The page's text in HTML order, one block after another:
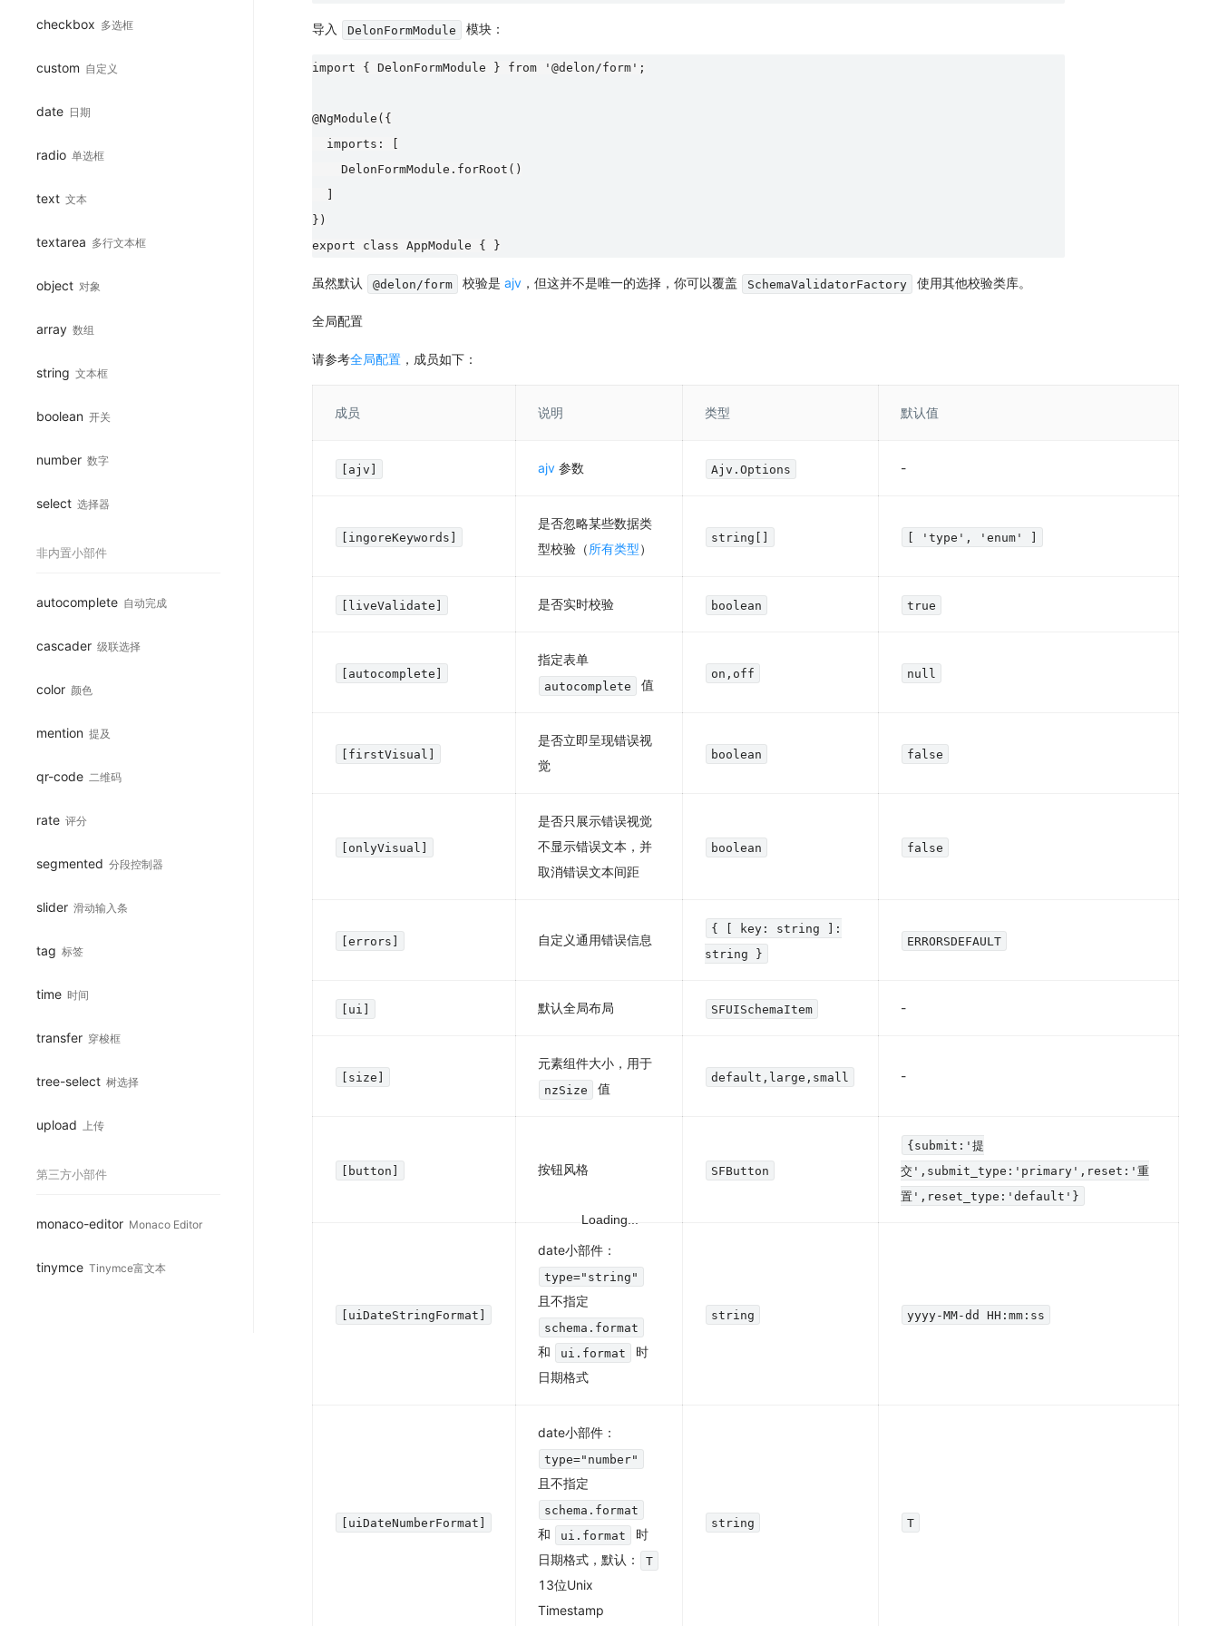
checkbox 多选框
custom 自定义
date 日期
radio 单选框
text 文本
textarea 多行文本框
object 对象
array 数组
string 文本框
boolean 开关
number 数字
select 选择器
非内置小部件
autocomplete 自动完成
cascader 级联选择
color 颜色
mention 提及
qr-code 二维码
rate 评分
segmented 分段控制器
slider 滑动输入条
tag 标签
time 时间
transfer 穿梭框
tree-select 树选择
upload 上传
第三方小部件
monaco-editor Monaco Editor
tinymce Tinymce富文本
导入 DelonFormModule 模块：
import { DelonFormModule } from '@delon/form';
@NgModule({
  imports: [
    DelonFormModule.forRoot()
})
虽然默认 @delon/form 校验是ajv ，但这并不是唯一的选择，你可以覆盖 SchemaValidatorFactory 使用其他校验类库。
全局配置
请参考全局配置 ，成员如下：
成员 说明 类型 默认值
[ajv] ajv 参数 Ajv.Options -
[ingoreKeywords]
是否忽略某些数据类
型校验（所有类型）
string[] [ 'type', 'enum' ]
[liveValidate] 是否实时校验 boolean true
[autocomplete]
指定表单
autocomplete 值
on,off null
[firstVisual]
是否立即呈现错误视
觉
boolean false
[onlyVisual]
是否只展示错误视觉
不显示错误文本，并
取消错误文本间距
boolean false
[errors] 自定义通用错误信息
{ [ key: string ]:
string }
ERRORSDEFAULT
[ui] 默认全局布局 SFUISchemaItem -
[size]
元素组件大小，用于
nzSize 值
default,large,small -
[button] 按钮风格 SFButton
{submit:'提
交',submit_type:'primary',reset:'重
置',reset_type:'default'}
[uiDateStringFormat]
date小部件：
type="string"
且不指定
schema.format
和 ui.format
时
日期格式
string yyyy-MM-dd HH:mm:ss
[uiDateNumberFormat]
date小部件：
type="number"
且不指定
schema.format
和 ui.format
时
日期格式，默认：
T
13位Unix
Timestamp
string T
Loading...